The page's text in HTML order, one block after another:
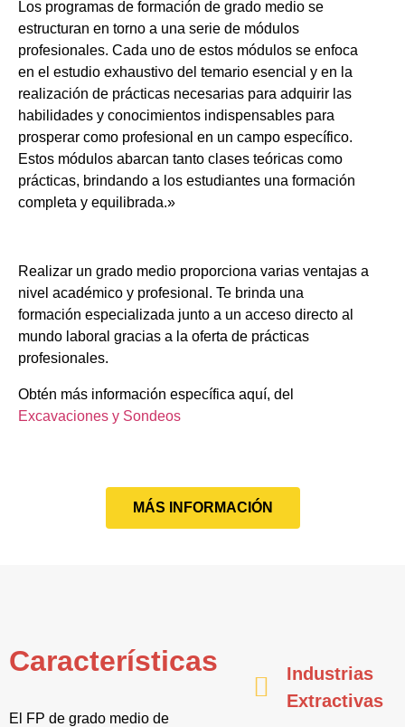
Los programas de formación de grado medio se
estructuran en torno a una serie de módulos
profesionales. Cada uno de estos módulos se enfoca
en el estudio exhaustivo del temario esencial y en la
realización de prácticas necesarias para adquirir las
habilidades y conocimientos indispensables para
prosperar como profesional en un campo específico.
Estos módulos abarcan tanto clases teóricas como
prácticas, brindando a los estudiantes una formación
completa y equilibrada.»
Realizar un grado medio proporciona varias ventajas a
nivel académico y profesional. Te brinda una
formación especializada junto a un acceso directo al
mundo laboral gracias a la oferta de prácticas
profesionales.
Obtén más información específica aquí, del
Excavaciones y Sondeos
MÁS INFORMACIÓN
Características
El FP de grado medio de
Industrias
Extractivas